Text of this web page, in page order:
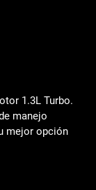
1.3L Turbo.
manejo
mejor opción